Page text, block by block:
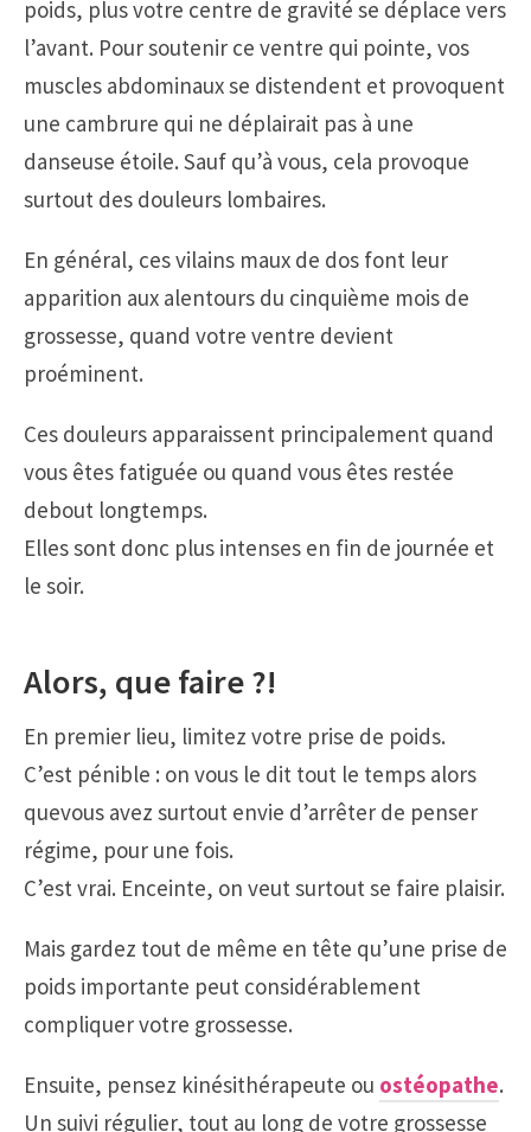
poids, plus votre centre de gravité se déplace vers
l’avant. Pour soutenir ce ventre qui pointe, vos
muscles abdominaux se distendent et provoquent
une cambrure qui ne déplairait pas à une
danseuse étoile. Sauf qu’à vous, cela provoque
surtout des douleurs lombaires.
En général, ces vilains maux de dos font leur
apparition aux alentours du cinquième mois de
grossesse, quand votre ventre devient
proéminent.
Ces douleurs apparaissent principalement quand
vous êtes fatiguée ou quand vous êtes restée
debout longtemps.
Elles sont donc plus intenses en fin de journée et
le soir.
Alors, que faire ?!
En premier lieu, limitez votre prise de poids.
C’est pénible : on vous le dit tout le temps alors
quevous avez surtout envie d’arrêter de penser
régime, pour une fois.
C’est vrai. Enceinte, on veut surtout se faire plaisir.
Mais gardez tout de même en tête qu’une prise de
poids importante peut considérablement
compliquer votre grossesse.
Ensuite, pensez kinésithérapeute ou ostéopathe.
Un suivi régulier, tout au long de votre grossesse